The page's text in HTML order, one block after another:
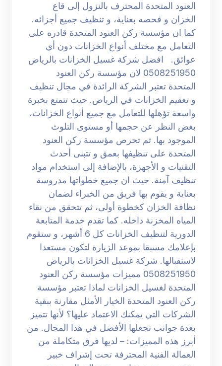
العنود المتحدة المحترف بالنزول إلى قاع
الخزان و فحصه بعناية، و تنظيف جميع أجزائه.
كما ان مؤسسة ركن العنود المتحدة قادره على
التعامل مع مختلف أنواع الخزانات دون أي
عوائق. افضل شركة غسيل الخزانات بالرياض
0508251950 لان مؤسسة ركن العنود
المتحدة تعتبر الشركة الرائدة في مجال تنظيف
و تعقيم الخزانات في الرياض. حيث تتمتع بخبرة
واسعة تؤهلها للتعامل مع جميع أنواع الخزانات،
بغض النظر عن حجمها أو مستوى التلوث
الموجود بها. ثم تحرص مؤسسة ركن العنود
المتحدة على تنظيفها بعمق و تتبنى أحدث
التقنيات و الأجهزة، بالإضافة إلى استخدام مواد
تنظيف آمنة. حيث ان جميع خطواتها مدروسة
بعناية و يقوم بها فريق من الخبراء لضمان
نظافة الخزان كخطوة أولى، ثم تتحقق من نقاء
المياه المخزنة داخله. كما تقدم خدمة المتابعة
الدورية لتنظيف الخزانات كل 6 أشهر، و ستقوم
بإعلامك مسبقا بموعد الزيارة لتكون مستعدا
لاستقبالها. شركة غسيل الخزانات بالرياض
0508251950 مميزات مؤسسة ركن العنود
المتحدة لغسيل الخزانات لماذا تعتبر مؤسسة
ركن العنود المتحدة الخيار الأمثل مقارنة ببقية
الشركات التي يمكنك الاعتماد عليها؟ لأنها تتميز
بعدة جوانب تجعلها الأفضل في هذا المجال. من
أبرز هذه المميزات: – لديها فرق متكاملة من
العمالة الفنية المحترفة تحت إشراف خبير